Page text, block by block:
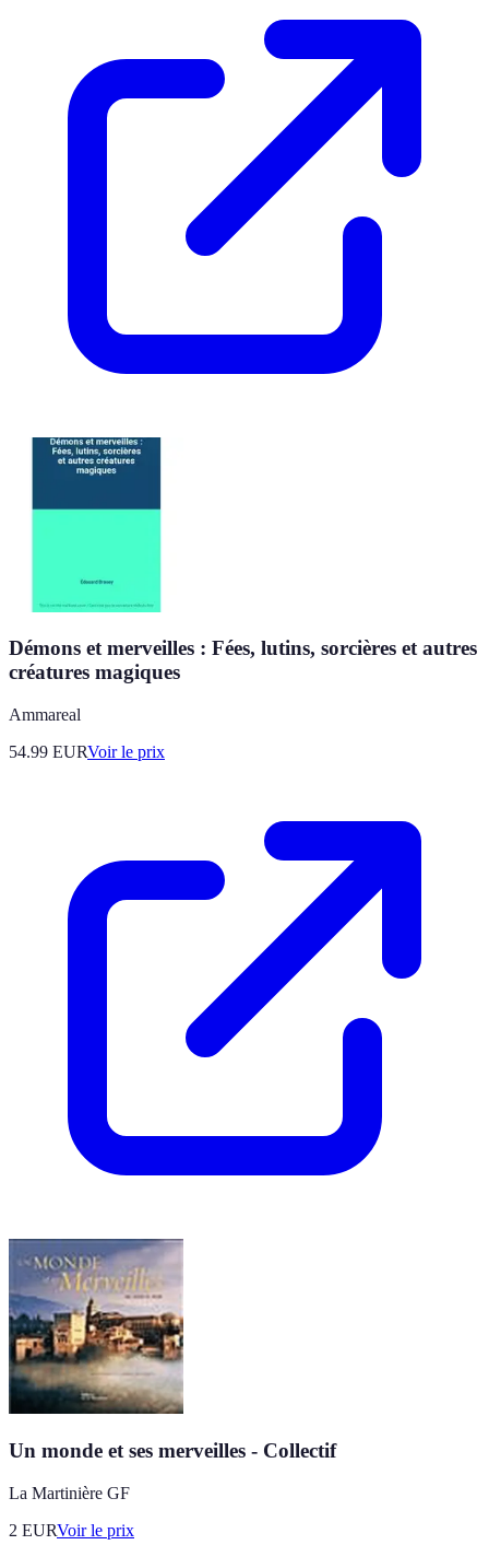
Démons et merveilles : Fées, lutins, sorcières et autres
créatures magiques
Ammareal
54.99 EURVoir le prix
Un monde et ses merveilles - Collectif
La Martinière GF
2 EURVoir le prix